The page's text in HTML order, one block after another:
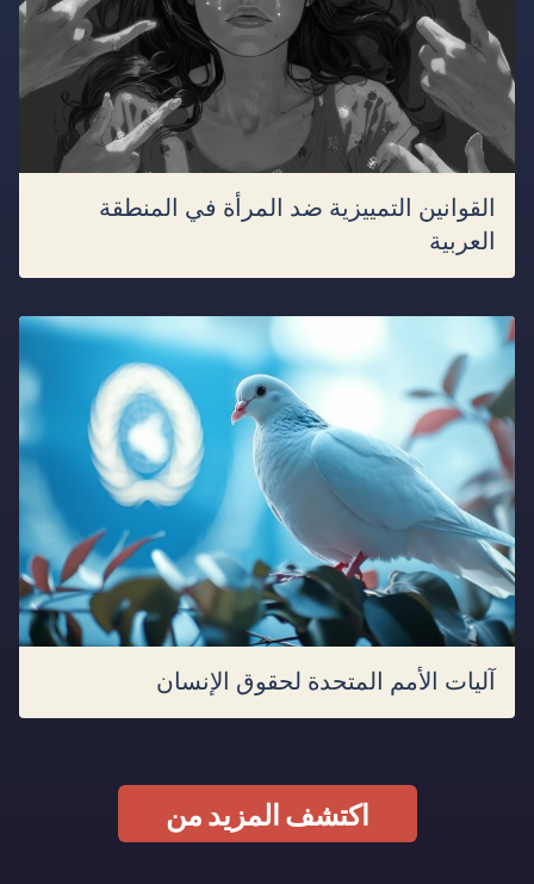
القوانين التمييزية ضد المرأة في المنطقة
العربية
آليات الأمم المتحدة لحقوق الإنسان
اكتشف المزيد من